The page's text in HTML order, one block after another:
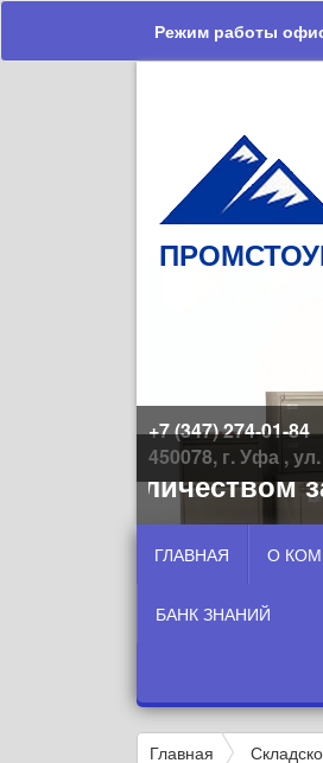
Режим работы
+7 (347) 274-01-84
450078, г. Уфа ,
количеством
ГЛАВНАЯ О
БАНК ЗНАНИЙ
Главная